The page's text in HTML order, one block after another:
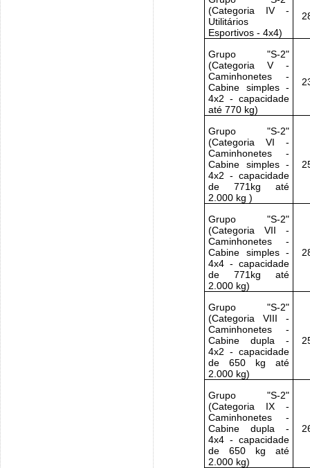
(Categoria IV -
Utilitários
Esportivos - 4x4)
Grupo "S-2"
(Categoria V -
Caminhonetes -
Cabine simples -
4x2 - capacidade
até 770 kg)
Grupo "S-2"
(Categoria VI -
Caminhonetes -
Cabine simples -
4x2 - capacidade
de 771kg até
2.000 kg )
Grupo "S-2"
(Categoria VII -
Caminhonetes -
Cabine simples -
4x4 - capacidade
de 771kg até
2.000 kg)
Grupo "S-2"
(Categoria VIII -
Caminhonetes -
Cabine dupla -
4x2 - capacidade
de 650 kg até
2.000 kg)
Grupo "S-2"
(Categoria IX -
Caminhonetes -
Cabine dupla -
4x4 - capacidade
de 650 kg até
2.000 kg)